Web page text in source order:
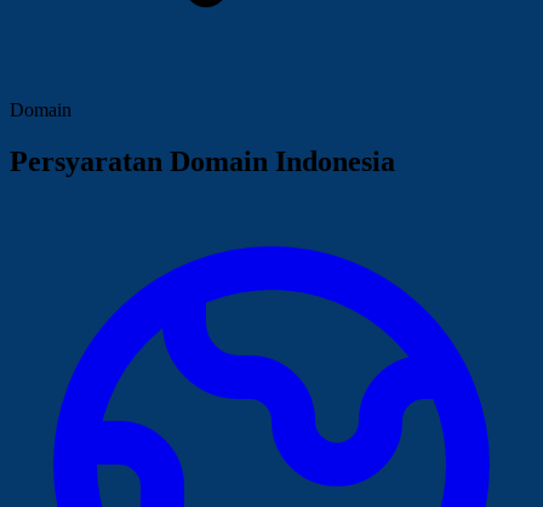
Domain
Persyaratan Domain Indonesia